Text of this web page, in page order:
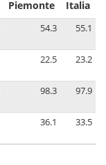
Piemonte Italia
54.3 55.1
22.5 23.2
98.3 97.9
36.1 33.5